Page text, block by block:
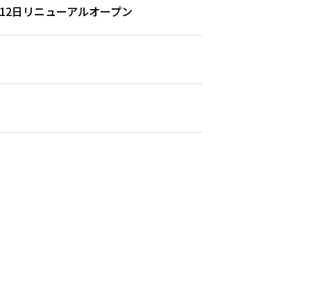
日リニューアルオープン